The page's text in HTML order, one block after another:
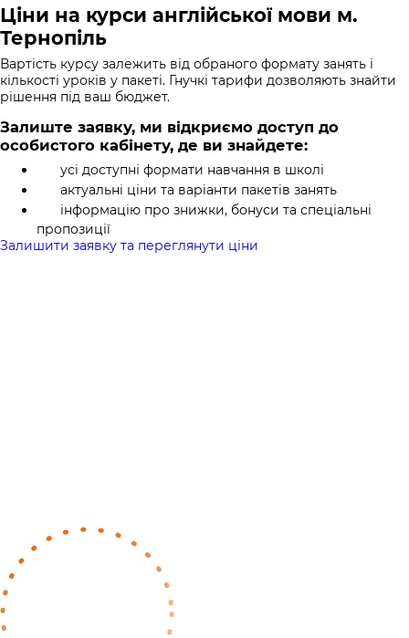
Ціни на курси англійської мови м.
Тернопіль
Вартість курсу залежить від обраного формату занять і
кількості уроків у пакеті. Гнучкі тарифи дозволяють знайти
рішення під ваш бюджет.
Залиште заявку, ми відкриємо доступ до
особистого кабінету, де ви знайдете:
усі доступні формати навчання в школі
актуальні ціни та варіанти пакетів занять
інформацію про знижки, бонуси та спеціальні
пропозиції
Залишити заявку та переглянути ціни